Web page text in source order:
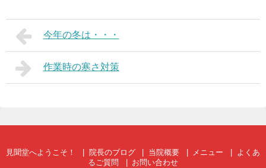
今年の冬は・・・
作業時の寒さ対策
見聞堂へようこそ！ 院長のブログ 当院概要 メニュー
よくあ
るご質問
お問い合わせ